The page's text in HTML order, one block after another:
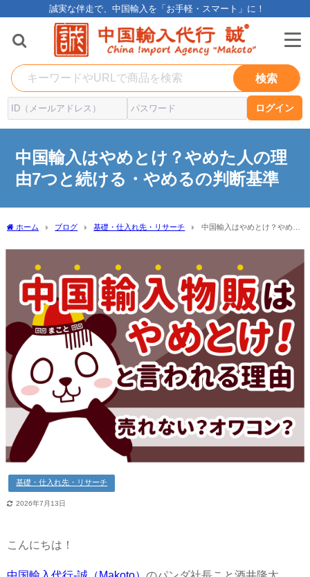
誠実な伴走で、中国輸入を「お手軽・スマート」に！
検索
ログイン
中国輸入はやめとけ？やめた人の理
由7つと続ける・やめるの判断基準
ホーム ブログ 基礎・仕入れ先・リサーチ
中国輸入はやめとけ？やめた
基礎・仕入れ先・リサーチ
2026年7月13日
こんにちは！